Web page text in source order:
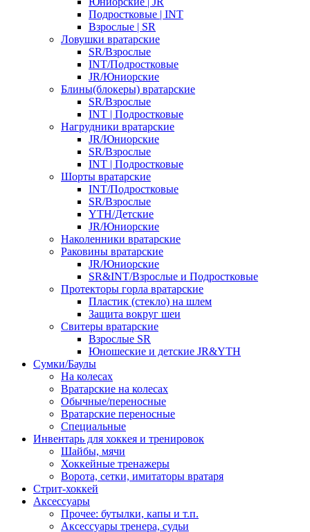
Подростковые | INT
Взрослые | SR
Ловушки вратарские
SR/Взрослые
INT/Подростковые
JR/Юниорские
Блины(блокеры) вратарские
SR/Взрослые
INT | Подростковые
Нагрудники вратарские
JR/Юниорские
SR/Взрослые
INT | Подростковые
Шорты вратарские
INT/Подростковые
SR/Взрослые
YTH/Детские
JR/Юниорские
Наколенники вратарские
Раковины вратарские
JR/Юниорские
SR&INT/Взрослые и Подростковые
Протекторы горла вратарские
Пластик (стекло) на шлем
Защита вокруг шеи
Свитеры вратарские
Взрослые SR
Юношеские и детские JR&YTH
Сумки/Баулы
На колесах
Вратарские на колесах
Обычные/переносные
Вратарские переносные
Специальные
Инвентарь для хоккея и тренировок
Шайбы, мячи
Хоккейные тренажеры
Ворота, сетки, имитаторы вратаря
Стрит-хоккей
Аксессуары
Прочее: бутылки, капы и т.п.
Аксессуары тренера, судьи